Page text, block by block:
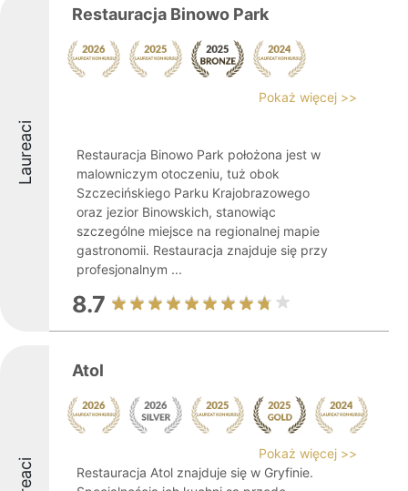
Laureaci
Restauracja Binowo Park
Pokaż więcej >>
Restauracja Binowo Park położona jest w
malowniczym otoczeniu, tuż obok
Szczecińskiego Parku Krajobrazowego
oraz jezior Binowskich, stanowiąc
szczególne miejsce na regionalnej mapie
gastronomii. Restauracja znajduje się przy
profesjonalnym ...
8.7
Atol
Pokaż więcej >>
Restauracja Atol znajduje się w Gryfinie.